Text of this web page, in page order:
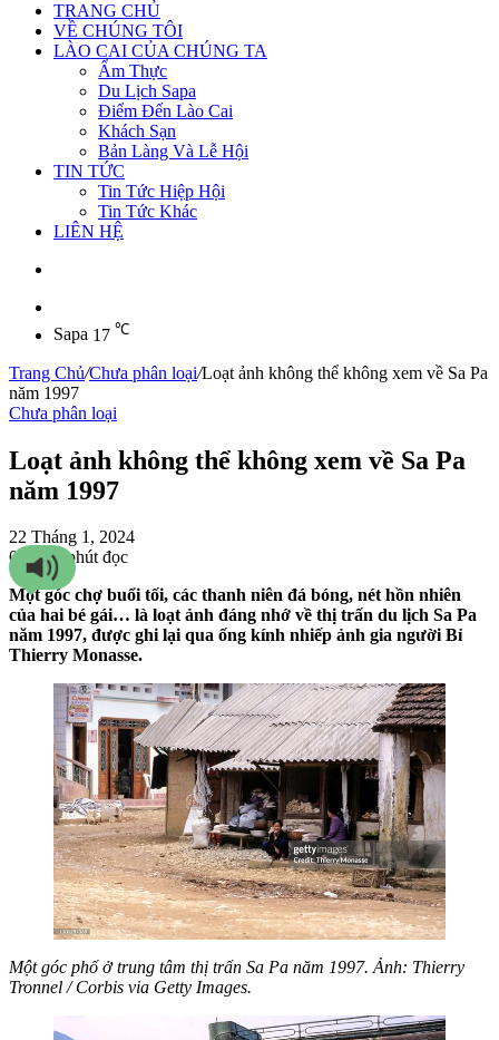
TRANG CHỦ
VỀ CHÚNG TÔI
LÀO CAI CỦA CHÚNG TA
Ẩm Thực
Du Lịch Sapa
Điểm Đến Lào Cai
Khách Sạn
Bản Làng Và Lễ Hội
TIN TỨC
Tin Tức Hiệp Hội
Tin Tức Khác
LIÊN HỆ
Sapa 17 ℃
Trang Chủ/Chưa phân loại/Loạt ảnh không thể không xem về Sa Pa
năm 1997
Chưa phân loại
Loạt ảnh không thể không xem về Sa Pa
năm 1997
22 Tháng 1, 2024
0 1581 phút đọc
Một góc chợ buổi tối, các thanh niên đá bóng, nét hồn nhiên
của hai bé gái… là loạt ảnh đáng nhớ về thị trấn du lịch Sa Pa
năm 1997, được ghi lại qua ống kính nhiếp ảnh gia người Bỉ
Thierry Monasse.
Một góc phố ở trung tâm thị trấn Sa Pa năm 1997. Ảnh: Thierry
Tronnel / Corbis via Getty Images.